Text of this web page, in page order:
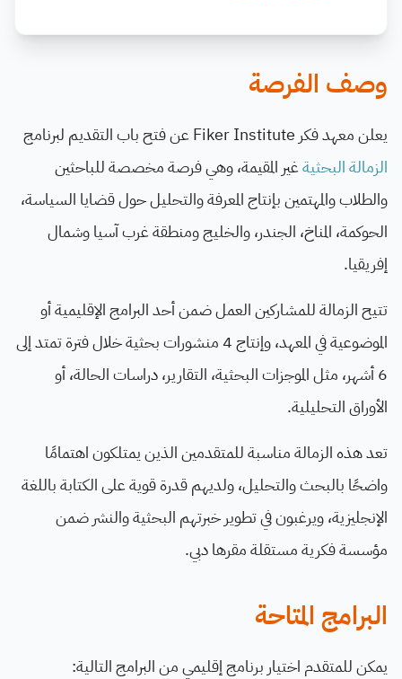
وصف الفرصة
يعلن معهد فكر Fiker Institute عن فتح باب التقديم لبرنامج
الزمالة البحثيةغير المقيمة، وهي فرصة مخصصة للباحثين
والطلاب والمهتمين بإنتاج المعرفة والتحليل حول قضايا السياسة،
الحوكمة، المناخ، الجندر، والخليج ومنطقة غرب آسيا وشمال
إفريقيا.
تتيح الزمالة للمشاركين العمل ضمن أحد البرامج الإقليمية أو
الموضوعية في المعهد، وإنتاج 4 منشورات بحثية خلال فترة تمتد إلى
6 أشهر، مثل الموجزات البحثية، التقارير، دراسات الحالة، أو
الأوراق التحليلية.
تعد هذه الزمالة مناسبة للمتقدمين الذين يمتلكون اهتمامًا
واضحًا بالبحث والتحليل، ولديهم قدرة قوية على الكتابة باللغة
الإنجليزية، ويرغبون في تطوير خبرتهم البحثية والنشر ضمن
مؤسسة فكرية مستقلة مقرها دبي.
البرامج المتاحة
يمكن للمتقدم اختيار برنامج إقليمي من البرامج التالية: